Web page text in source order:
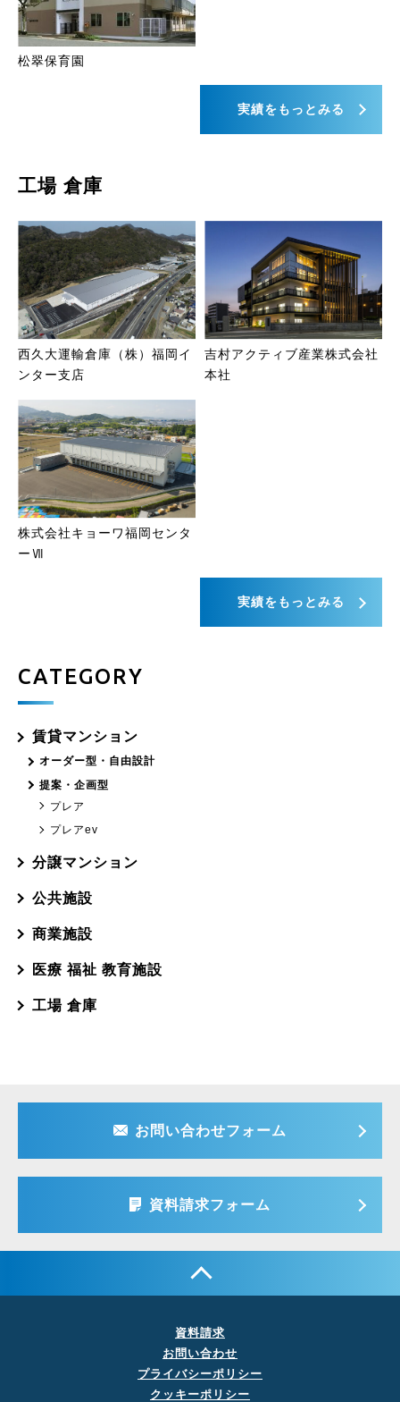
松翠保育園
実績をもっとみる
工場 倉庫
西久大運輸倉庫（株）福岡イ
ンター支店
吉村アクティブ産業株式会社
本社
株式会社キョーワ福岡センタ
ーⅦ
実績をもっとみる
CATEGORY
賃貸マンション
オーダー型・自由設計
提案・企画型
プレア
プレアev
分譲マンション
公共施設
商業施設
医療 福祉 教育施設
工場 倉庫
お問い合わせフォーム
資料請求フォーム
資料請求
お問い合わせ
プライバシーポリシー
クッキーポリシー